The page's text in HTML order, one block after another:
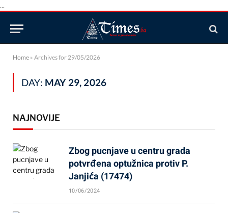
...
Home » Archives for 29/05/2026
DAY: MAY 29, 2026
NAJNOVIJE
Zbog pucnjave u centru grada
potvrđena optužnica protiv P.
Janjića (17474)
10/06/2024